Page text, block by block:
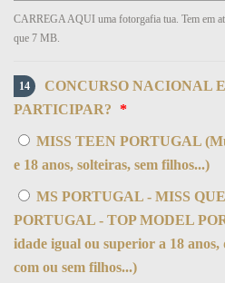
CARREGA AQUI uma fotorgafia tua. Tem em
que 7 MB.
14
CONCURSO NACIONAL
PARTICIPAR?
*
MISS TEEN PORTUGAL
e 18 anos, solteiras, sem filhos...)
MS PORTUGAL - MISS
PORTUGAL - TOP MODEL
idade igual ou superior a 18
com ou sem filhos...)